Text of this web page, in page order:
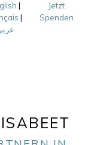
|
|
Jetzt
Spenden